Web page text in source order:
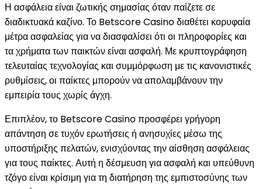
Η ασφάλεια είναι ζωτικής σημασίας όταν παίζετε σε
διαδικτυακά καζίνο. Το Betscore Casino διαθέτει κορυφαία
μέτρα ασφαλείας για να διασφαλίσει ότι οι πληροφορίες και
τα χρήματα των παικτών είναι ασφαλή. Με κρυπτογράφηση
τελευταίας τεχνολογίας και συμμόρφωση με τις κανονιστικές
ρυθμίσεις, οι παίκτες μπορούν να απολαμβάνουν την
εμπειρία τους χωρίς άγχη.
Επιπλέον, το Betscore Casino προσφέρει γρήγορη
απάντηση σε τυχόν ερωτήσεις ή ανησυχίες μέσω της
υποστήριξης πελατών, ενισχύοντας την αίσθηση ασφάλειας
για τους παίκτες. Αυτή η δέσμευση για ασφαλή και υπεύθυνη
τζόγο είναι κρίσιμη για τη διατήρηση της εμπιστοσύνης των